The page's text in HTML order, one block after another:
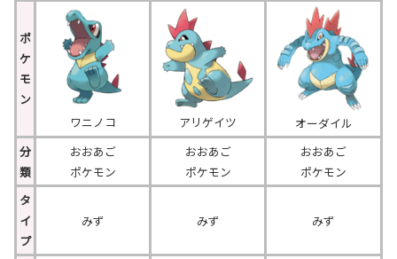
ポ
ケ
モ
ン
ワニノコ
アリゲイツ
オーダイル
分
類
おおあご
ポケモン
おおあご
ポケモン
おおあご
ポケモン
タ
イ
プ
みず みず みず